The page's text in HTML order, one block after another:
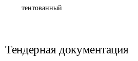
тентованный
Тендерная документация